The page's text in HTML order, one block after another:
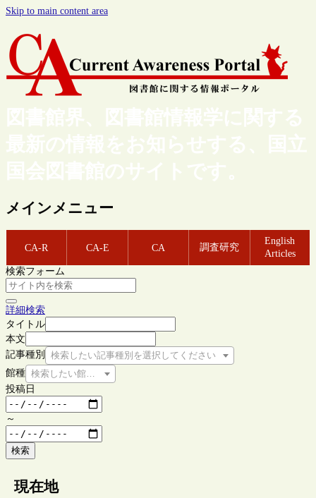
Skip to main content area
図書館界、図書館情報学に関する
最新の情報をお知らせする、国立
国会図書館のサイトです。
メインメニュー
CA-R CA-E CA 調査研究
English
Articles
検索フォーム
詳細検索
タイトル
本文
記事種別
検索したい記事種別を選択してください
館種 検索したい館種を選択してください
投稿日
～
検索
現在地